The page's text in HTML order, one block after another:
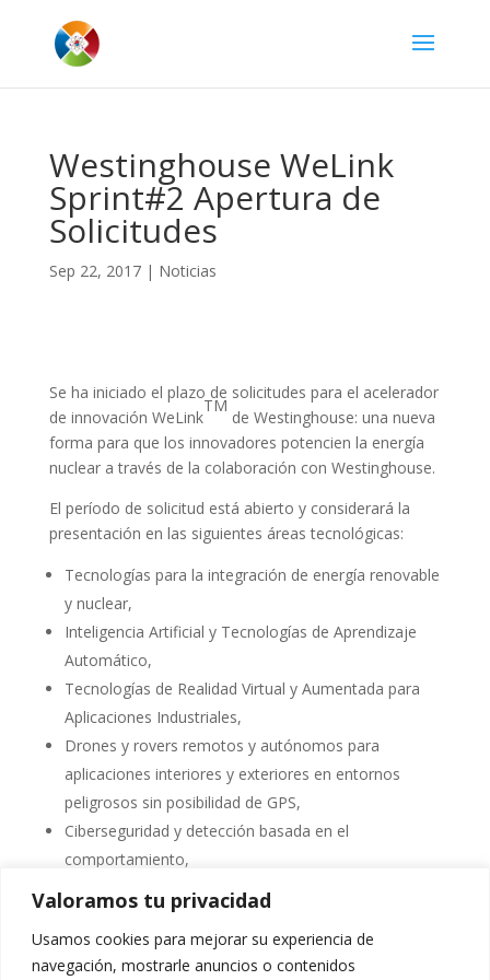
Valoramos tu privacidad
Usamos cookies para mejorar su experiencia de
navegación, mostrarle anuncios o contenidos
Westinghouse WeLink
Sprint#2 Apertura de
Solicitudes
Sep 22, 2017| Noticias
Se ha iniciado el plazo de solicitudes para el acelerador
de innovación WeLink
TM
de Westinghouse: una nueva
forma para que los innovadores potencien la energía
nuclear a través de la colaboración con Westinghouse.
El período de solicitud está abierto y considerará la
presentación en las siguientes áreas tecnológicas:
Tecnologías para la integración de energía renovable
y nuclear,
Inteligencia Artificial y Tecnologías de Aprendizaje
Automático,
Tecnologías de Realidad Virtual y Aumentada para
Aplicaciones Industriales,
Drones y rovers remotos y autónomos para
aplicaciones interiores y exteriores en entornos
peligrosos sin posibilidad de GPS,
Ciberseguridad y detección basada en el
comportamiento,
Tecnologías de eliminación de residuos radiactivos,
Aplicaciones de combustible gastado,
Pueden echar un vistazo al siguiente sitio